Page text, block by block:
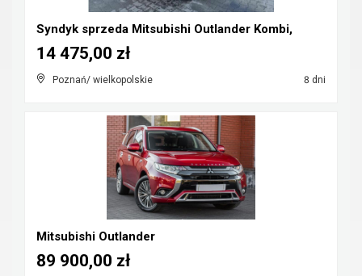
Syndyk sprzeda Mitsubishi Outlander Kombi,
Poznań/ wielkopolskie 8 dni
14 475,00 zł
Mitsubishi Outlander
89 900,00 zł